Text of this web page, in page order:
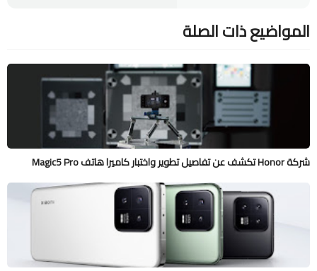
المواضيع ذات الصلة
شركة Honor تكشف عن تفاصيل تطوير واختبار كاميرا هاتف Magic5 Pro